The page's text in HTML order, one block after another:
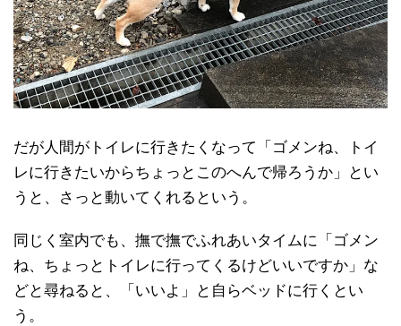
だが人間がトイレに行きたくなって「ゴメンね、トイ
レに行きたいからちょっとこのへんで帰ろうか」とい
うと、さっと動いてくれるという。
同じく室内でも、撫で撫でふれあいタイムに「ゴメン
ね、ちょっとトイレに行ってくるけどいいですか」な
どと尋ねると、「いいよ」と自らベッドに行くとい
う。